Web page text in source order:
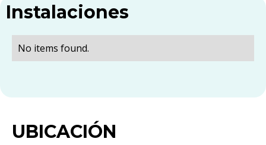
Instalaciones
No items found.
UBICACIÓN